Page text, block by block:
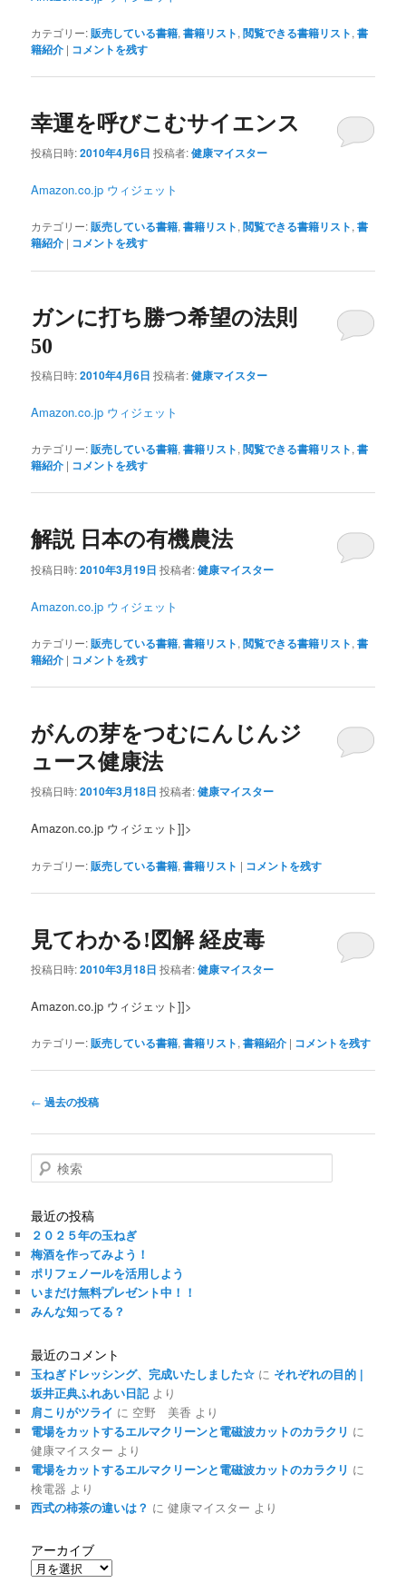
カテゴリー:販売している書籍,書籍リスト,閲覧できる書籍リスト,書
籍紹介 | コメントを残す
幸運を呼びこむサイエンス
投稿日時:2010年4月6日 投稿者:健康マイスター
Amazon.co.jp ウィジェット
カテゴリー:販売している書籍,書籍リスト,閲覧できる書籍リスト,書
籍紹介 | コメントを残す
ガンに打ち勝つ希望の法則
50
投稿日時:2010年4月6日 投稿者:健康マイスター
Amazon.co.jp ウィジェット
カテゴリー:販売している書籍,書籍リスト,閲覧できる書籍リスト,書
籍紹介 | コメントを残す
解説 日本の有機農法
投稿日時:2010年3月19日 投稿者:健康マイスター
Amazon.co.jp ウィジェット
カテゴリー:販売している書籍,書籍リスト,閲覧できる書籍リスト,書
籍紹介 | コメントを残す
がんの芽をつむにんじんジ
ュース健康法
投稿日時:2010年3月18日 投稿者:健康マイスター
Amazon.co.jp ウィジェット]]>
カテゴリー:販売している書籍,書籍リスト | コメントを残す
見てわかる!図解 経皮毒
投稿日時:2010年3月18日 投稿者:健康マイスター
Amazon.co.jp ウィジェット]]>
カテゴリー:販売している書籍,書籍リスト,書籍紹介 | コメントを残す
投
ナ
ビ
ゲ
シ
ョ
ン
← 過去の投稿
検
索
最近の投稿
２０２５年の玉ねぎ
梅酒を作ってみよう！
ポリフェノールを活用しよう
いまだけ無料プレゼント中！！
みんな知ってる？
最近のコメント
玉ねぎドレッシング、完成いたしました☆ に それぞれの目的 |
坂井正典ふれあい日記より
肩こりがツライ に 空野 美香 より
電場をカットするエルマクリーンと電磁波カットのカラクリ に
健康マイスター より
電場をカットするエルマクリーンと電磁波カットのカラクリ に
検電器 より
西式の柿茶の違いは？ に健康マイスター より
アーカイブ
ア